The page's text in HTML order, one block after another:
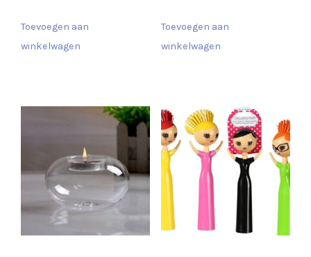
Toevoegen aan
winkelwagen
Toevoegen aan
winkelwagen